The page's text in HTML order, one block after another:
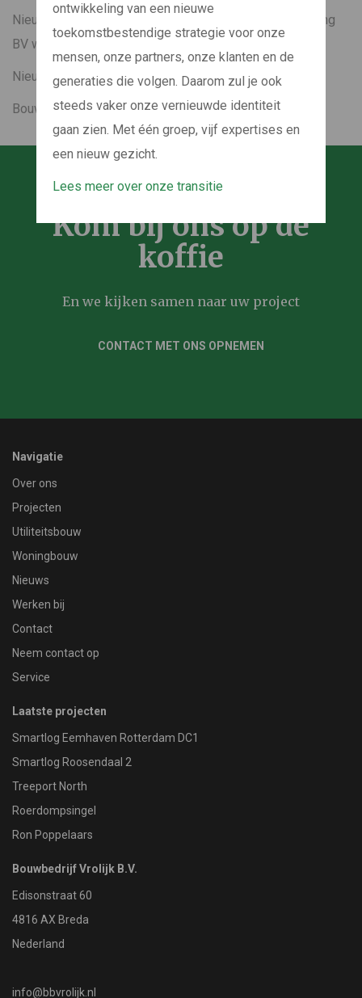
Nieuwbouw distributiecomplex Van der Windt Verpakking
BV wordt BREEAM uitgevoerd
Nieuwbouw voor Connect Products in Meerkerk
Bouwbedrijf Vrolijk gaat naar Engeland
Kom bij ons op de
koffie
En we kijken samen naar uw project
CONTACT MET ONS OPNEMEN
Navigatie
Over ons
Projecten
Utiliteitsbouw
Woningbouw
Nieuws
Werken bij
Contact
Neem contact op
Service
Laatste projecten
Smartlog Eemhaven Rotterdam DC1
Smartlog Roosendaal 2
Treeport North
Roerdompsingel
Ron Poppelaars
Bouwbedrijf Vrolijk B.V.
Edisonstraat 60
4816 AX Breda
Nederland
info@bbvrolijk.nl
ontwikkeling van een nieuwe
toekomstbestendige strategie voor onze
mensen, onze partners, onze klanten en de
generaties die volgen. Daarom zul je ook
steeds vaker onze vernieuwde identiteit
gaan zien. Met één groep, vijf expertises en
een nieuw gezicht.
Lees meer over onze transitie